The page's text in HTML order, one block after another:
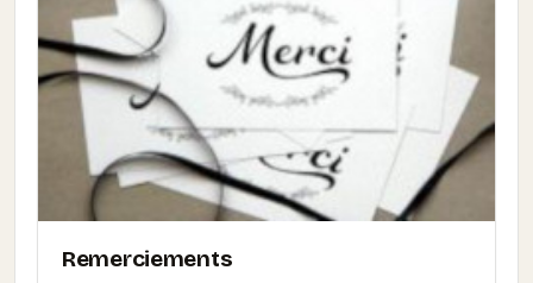
Remerciements